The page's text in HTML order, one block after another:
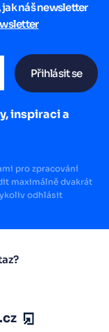
náš newsletter
Přihlásit se
inspiraci a
pro zpracování
maximálně dvakrát
odhlásit